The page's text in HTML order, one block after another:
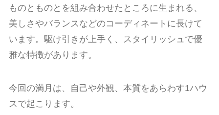
ものとものとを組み合わせたところに生まれる、
美しさやバランスなどのコーディネートに長けて
います。駆け引きが上手く、スタイリッシュで優
雅な特徴があります。
今回の満月は、自己や外観、本質をあらわす1ハウ
スで起こります。